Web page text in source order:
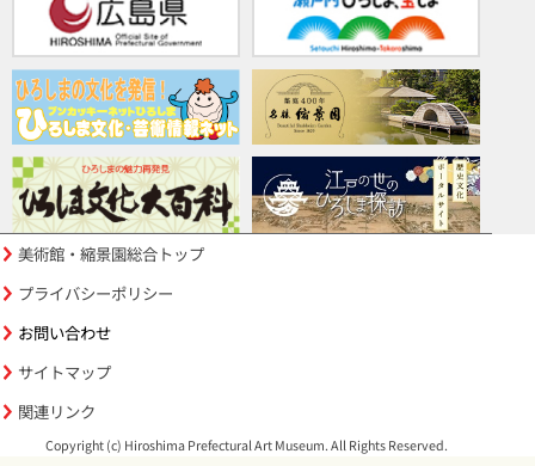
美術館・縮景園総合トップ
プライバシーポリシー
お問い合わせ
サイトマップ
関連リンク
Copyright (c) Hiroshima Prefectural Art Museum. All Rights Reserved.